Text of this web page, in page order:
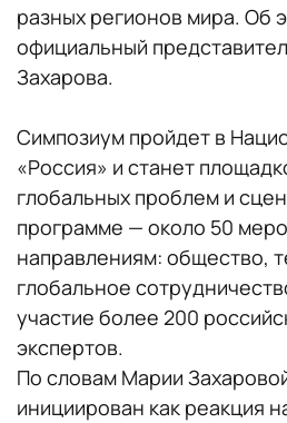
разных регионов мира. Об
официальный
Захарова.
Симпозиум пройдет в
«Россия» и станет
глобальных проблем и
программе — около 50
направлениям: общество,
глобальное
участие более 200
экспертов.
По словам Марии
инициирован как реакция